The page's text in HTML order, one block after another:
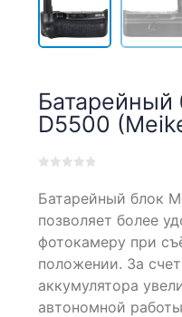
Батарейный
D5500
out
on
customer
ratings
Батарейный блок
позволяет более
фотокамеру при
положении. За
аккумулятора
автономной